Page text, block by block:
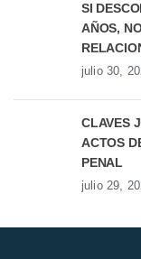
SI
AÑOS,
julio 30,
CLAVES
ACTOS
PENAL
julio 29,